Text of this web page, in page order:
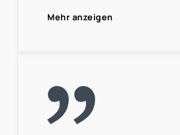
kompetent begleitet. Die
wurden sehr gut präsentiert,
Kommunikation mit Mietern
Mehr anzeigen